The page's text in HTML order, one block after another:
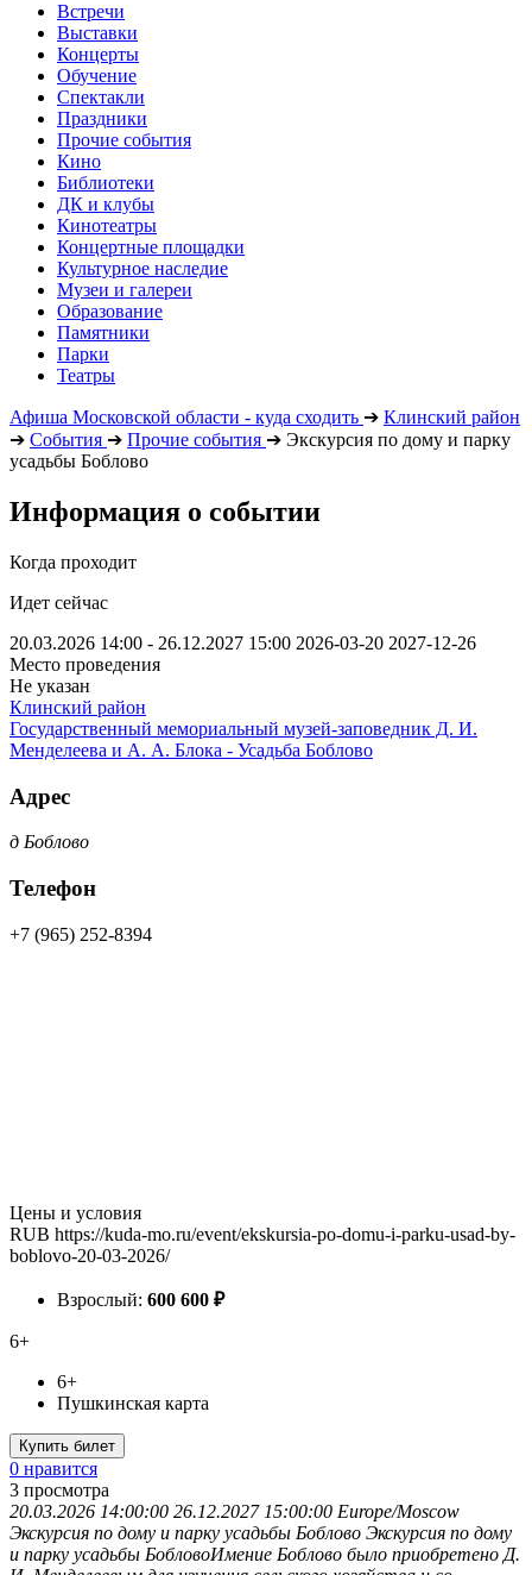
Встречи
Выставки
Концерты
Обучение
Спектакли
Праздники
Прочие события
Кино
Библиотеки
ДК и клубы
Кинотеатры
Концертные площадки
Культурное наследие
Музеи и галереи
Образование
Памятники
Парки
Театры
Афиша Московской области - куда сходить ➔ Клинский район
➔ События ➔ Прочие события ➔ Экскурсия по дому и парку
усадьбы Боблово
Информация о событии
Когда проходит
Идет сейчас
20.03.2026 14:00 - 26.12.2027 15:00 2026-03-20 2027-12-26
Место проведения
Не указан
Клинский район
Государственный мемориальный музей-заповедник Д. И.
Менделеева и А. А. Блока - Усадьба Боблово
Адрес
д Боблово
Телефон
+7 (965) 252-8394
Цены и условия
RUB https://kuda-mo.ru/event/ekskursia-po-domu-i-parku-usad-by-
boblovo-20-03-2026/
Взрослый: 600 600 ₽
6+
6+
Пушкинская карта
Купить билет
0 нравится
3 просмотра
20.03.2026 14:00:00 26.12.2027 15:00:00 Europe/Moscow
Экскурсия по дому и парку усадьбы Боблово Экскурсия по дому
и парку усадьбы БобловоИмение Боблово было приобретено Д.